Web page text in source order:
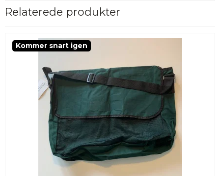
Relaterede produkter
Kommer snart igen